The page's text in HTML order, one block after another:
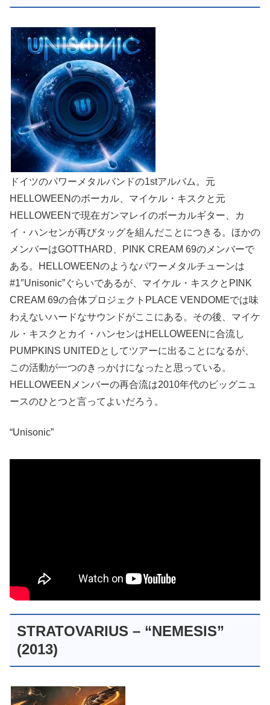
ドイツのパワーメタルバンドの1stアルバム。元
HELLOWEENのボーカル、マイケル・キスクと元
HELLOWEENで現在ガンマレイのボーカルギター、カ
イ・ハンセンが再びタッグを組んだことにつきる。ほかの
メンバーはGOTTHARD、PINK CREAM 69のメンバーで
ある。HELLOWEENのようなパワーメタルチューンは
#1″Unisonic”ぐらいであるが、マイケル・キスクとPINK
CREAM 69の合体プロジェクトPLACE VENDOMEでは味
わえないハードなサウンドがここにある。その後、マイケ
ル・キスクとカイ・ハンセンはHELLOWEENに合流し
PUMPKINS UNITEDとしてツアーに出ることになるが、
この活動が一つのきっかけになったと思っている。
HELLOWEENメンバーの再合流は2010年代のビッグニュ
ースのひとつと言ってよいだろう。
“Unisonic”
STRATOVARIUS – “NEMESIS”
(2013)